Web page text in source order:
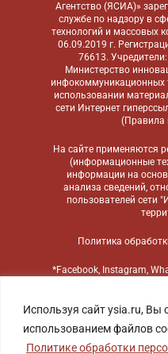
Используя сайт ysia.ru, Вы
использованием файлов
Политике обработки
Агентство (ЯСИА)»
службе по надзору в
технологий и массовых
06.09.2019 г.
76613.
Министерство
использовании
сети Интернет
(Правила
На сайте применяются
(информационные
информации на
анализа сведений,
пользователей сети
Политика
*Facebook, Instagram,